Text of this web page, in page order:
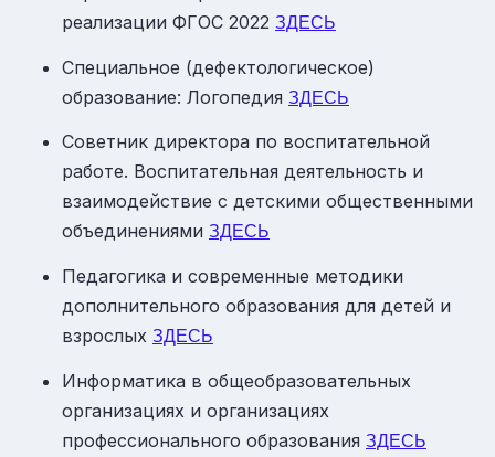
реализации ФГОС 2022 ЗДЕСЬ
Специальное (дефектологическое)
образование: Логопедия ЗДЕСЬ
Советник директора по воспитательной
работе. Воспитательная деятельность и
взаимодействие с детскими общественными
объединениями ЗДЕСЬ
Педагогика и современные методики
дополнительного образования для детей и
взрослых ЗДЕСЬ
Информатика в общеобразовательных
организациях и организациях
профессионального образования ЗДЕСЬ